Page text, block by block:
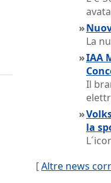
»
La
»IAA
Il
»
la
[Altre news